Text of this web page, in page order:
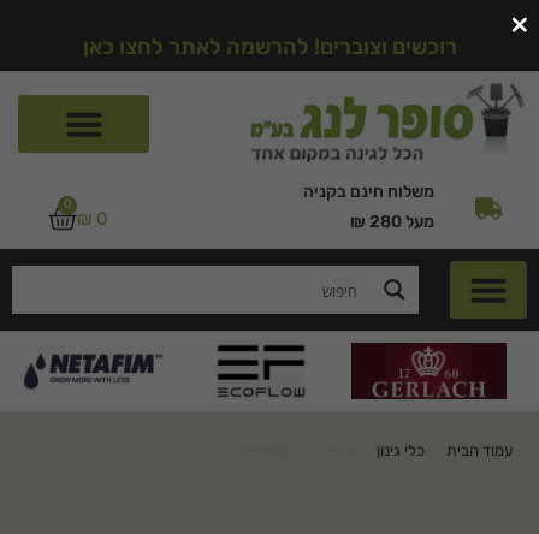
רוכשים וצוברים! להרשמה לאתר לחצו כאן
משלוח חינם בקניה
מעל 280 ₪
₪ 0
0
עמוד הבית כלי גינון
×